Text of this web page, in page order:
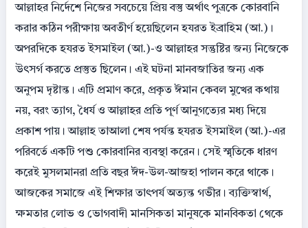
আল্লাহর নির্দেশে নিজের সবচেয়ে প্রিয় বস্তু অর্থাৎ পুত্রকে কোরবানি
করার কঠিন পরীক্ষায় অবতীর্ণ হয়েছিলেন হযরত ইব্রাহিম (আ.)।
অপরদিকে হযরত ইসমাইল (আ.)-ও আল্লাহর সন্তুষ্টির জন্য নিজেকে
উৎসর্গ করতে প্রস্তুত ছিলেন। এই ঘটনা মানবজাতির জন্য এক
অনুপম দৃষ্টান্ত। এটি প্রমাণ করে, প্রকৃত ঈমান কেবল মুখের কথায়
নয়, বরং ত্যাগ, ধৈর্য ও আল্লাহর প্রতি পূর্ণ আনুগত্যের মধ্য দিয়ে
প্রকাশ পায়। আল্লাহ তাআলা শেষ পর্যন্ত হযরত ইসমাইল (আ.)-এর
পরিবর্তে একটি পশু কোরবানির ব্যবস্থা করেন। সেই স্মৃতিকে ধারণ
করেই মুসলমানরা প্রতি বছর ঈদ-উল-আজহা পালন করে থাকে।
আজকের সমাজে এই শিক্ষার তাৎপর্য অত্যন্ত গভীর। ব্যক্তিস্বার্থ,
ক্ষমতার লোভ ও ভোগবাদী মানসিকতা মানুষকে মানবিকতা থেকে